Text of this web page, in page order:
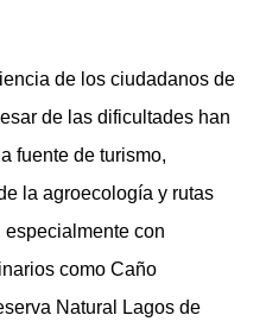
de los ciudadanos de
de las dificultades han
fuente de turismo,
la agroecología y rutas
con
como Caño
Natural Lagos de